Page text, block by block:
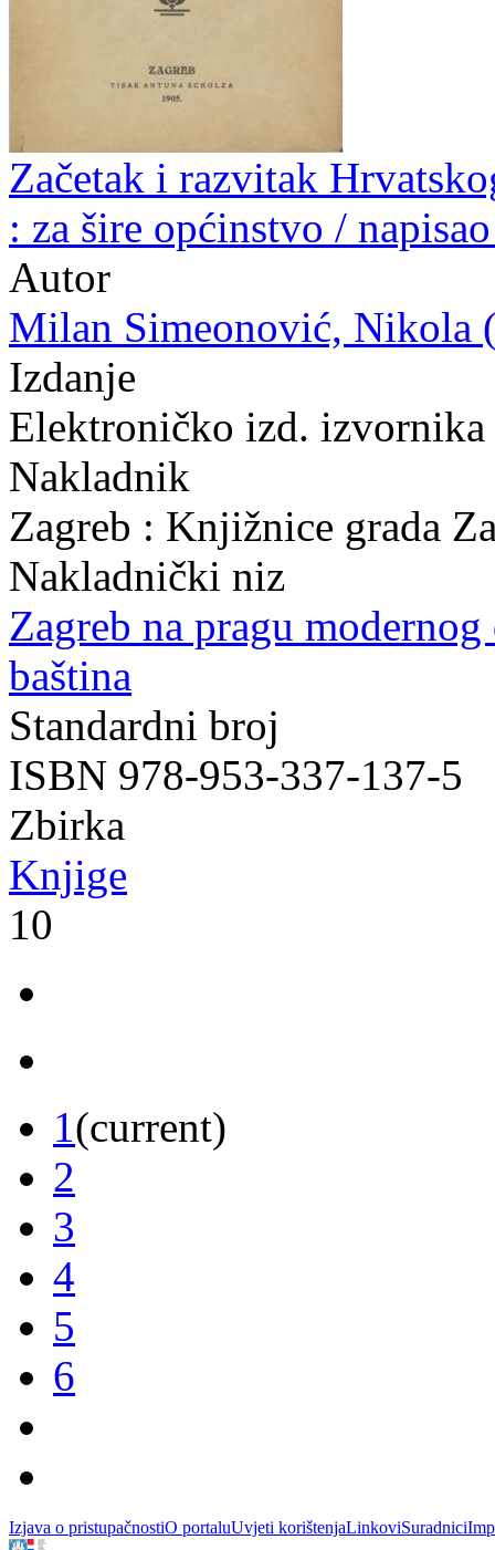
Začetak i razvitak
: za šire općinstvo /
Autor
Milan Simeonović, Nikola
Izdanje
Elektroničko izd.
Nakladnik
Zagreb : Knjižnice grada
Nakladnički niz
Zagreb na pragu modernog
baština
Standardni broj
ISBN 978-953-337-137-5
Zbirka
Knjige
10
1(current)
2
3
4
5
6
Izjava o pristupačnostiO portaluUvjeti korištenjaLinkoviSuradnici